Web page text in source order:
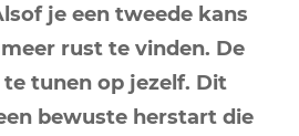
MERCURIUS
RETROGRADE RITUEEL
je een tweede kans
rust te vinden. De
tunen op jezelf. Dit
bewuste herstart die